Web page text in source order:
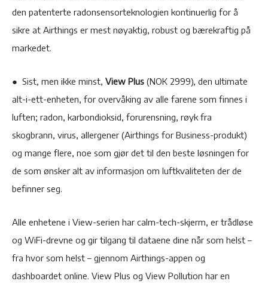
den patenterte radonsensorteknologien kontinuerlig for å
sikre at Airthings er mest nøyaktig, robust og bærekraftig på
markedet.
● Sist, men ikke minst, View Plus (NOK 2999), den ultimate
alt-i-ett-enheten, for overvåking av alle farene som finnes i
luften; radon, karbondioksid, forurensning, røyk fra
skogbrann, virus, allergener (Airthings for Business-produkt)
og mange flere, noe som gjør det til den beste løsningen for
de som ønsker alt av informasjon om luftkvaliteten der de
befinner seg.
Alle enhetene i View-serien har calm-tech-skjerm, er trådløse
og WiFi-drevne og gir tilgang til dataene dine når som helst –
fra hvor som helst – gjennom Airthings-appen og
dashboardet online. View Plus og View Pollution har en